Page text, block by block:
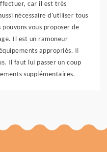
car il est très
nécessaire d'utiliser tous
vous proposer de
Il est un ramoneur
appropriés. Il
Il faut lui passer un coup
supplémentaires.